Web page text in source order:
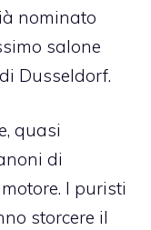
nominato
salone
Dusseldorf.
quasi
di
I puristi
storcere il